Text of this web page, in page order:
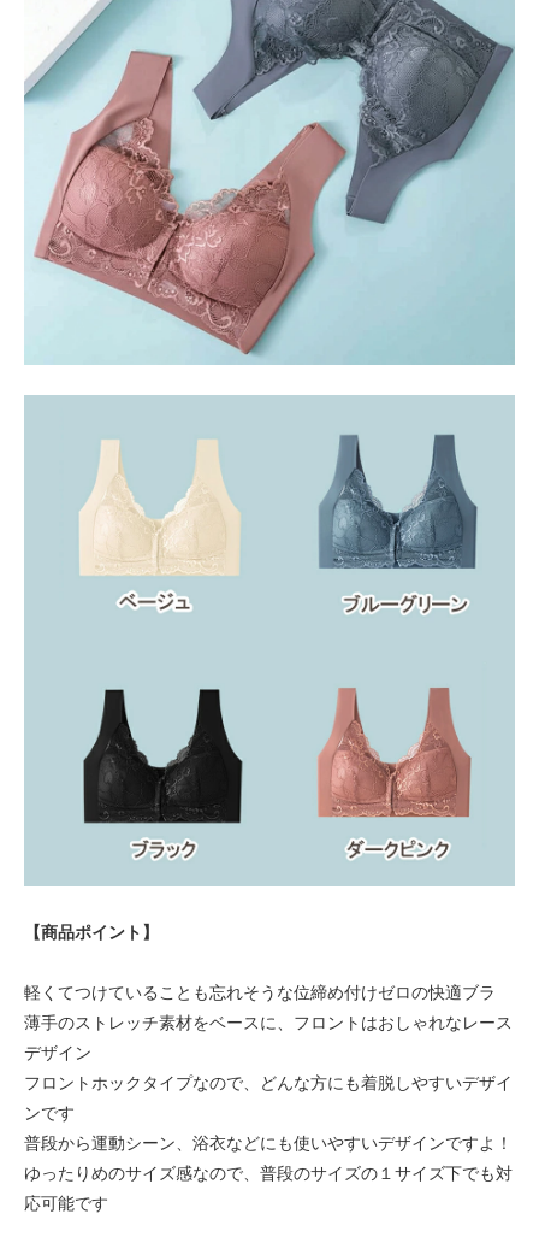
【商品ポイント】
軽くてつけていることも忘れそうな位締め付けゼロの快適ブラ
薄手のストレッチ素材をベースに、フロントはおしゃれなレース
デザイン
フロントホックタイプなので、どんな方にも着脱しやすいデザイ
ンです
普段から運動シーン、浴衣などにも使いやすいデザインですよ！
ゆったりめのサイズ感なので、普段のサイズの１サイズ下でも対
応可能です